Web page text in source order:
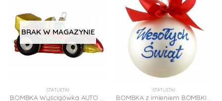
BRAK W MAGAZYNIE
STATUETKI
BOMBKA Wyścigówka AUTO wyścigowe z Imieniem Samochodzik Autko Formuła Szkło
STATUETKI
BOMBKA z imieniem BOMBKI z dedykacją Kula Polska Szklana Prezent Święta 8cm